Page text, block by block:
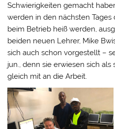
Schwierigkeiten gemacht
werden in den nächsten Tages
beim Betrieb heiß werden,
beiden neuen Lehrer, Mike
sich auch schon vorgestellt –
jun., denn sie erwiesen sich
gleich mit an die Arbeit.